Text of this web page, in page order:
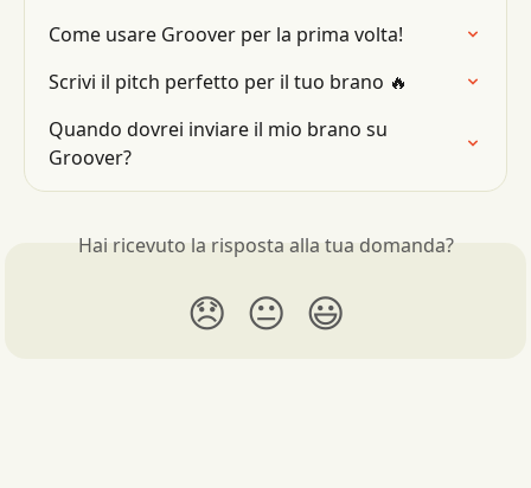
Come usare Groover per la prima volta!
Scrivi il pitch perfetto per il tuo brano 🔥
Quando dovrei inviare il mio brano su
Groover?
Hai ricevuto la risposta alla tua domanda?
😞 😐 😃